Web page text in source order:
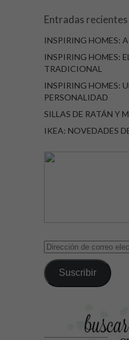
Entradas recientes
INSPIRING HOMES:
INSPIRING HOMES:
TRADICIONAL
INSPIRING HOMES:
PERSONALIDAD
SILLAS DE RATÁN Y
IKEA: NOVEDADES
Dirección
correo
electrónico
Suscribir